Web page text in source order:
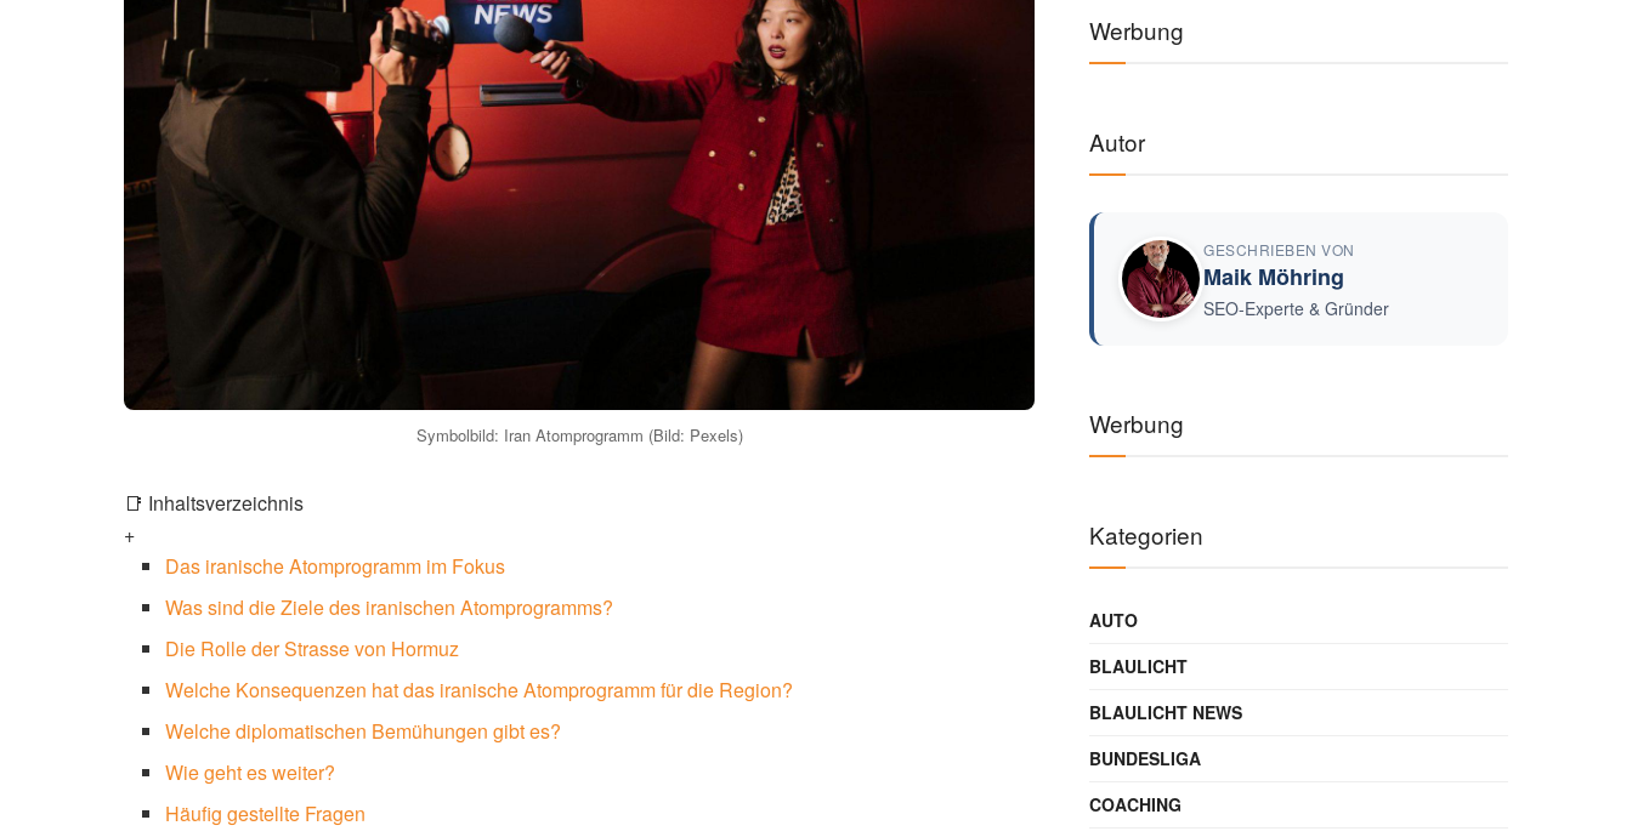
Symbolbild: Iran Atomprogramm (Bild: Pexels)
📑 Inhaltsverzeichnis
+
Das iranische Atomprogramm im Fokus
Was sind die Ziele des iranischen Atomprogramms?
Die Rolle der Strasse von Hormuz
Welche Konsequenzen hat das iranische Atomprogramm für die Region?
Welche diplomatischen Bemühungen gibt es?
Wie geht es weiter?
Häufig gestellte Fragen
Werbung
Autor
GESCHRIEBEN VON
Maik Möhring
SEO-Experte & Gründer
Werbung
Kategorien
AUTO
BLAULICHT
BLAULICHT NEWS
BUNDESLIGA
COACHING